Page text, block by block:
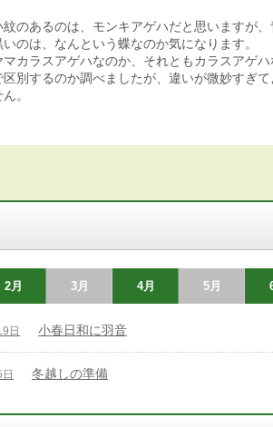
紋のあるのは、モンキアゲハだと思いますが
いのは、なんという蝶なのか気になります。
マカラスアゲハなのか、それともカラスアゲ
区別するのか調べましたが、違いが微妙すぎ
。
2月 3月 4月 5月
日 小春日和に羽音
冬越しの準備